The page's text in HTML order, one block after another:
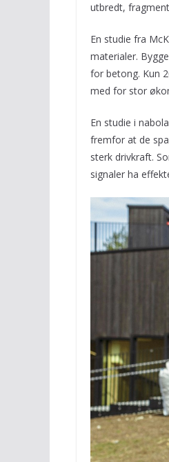
utbredt,
En studie fra
materialer.
for betong. Kun
med for stor
En studie i
fremfor at de
sterk drivkraft.
signaler ha